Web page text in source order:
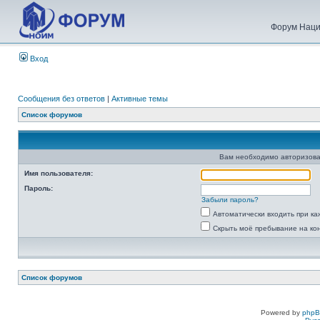
Форум
Вход
Сообщения без ответов | Активные темы
Список форумов
Вам необходимо
Имя пользователя:
Пароль:
Забыли пароль?
Автоматически входить при
Скрыть моё пребывание на
Список форумов
Powered by